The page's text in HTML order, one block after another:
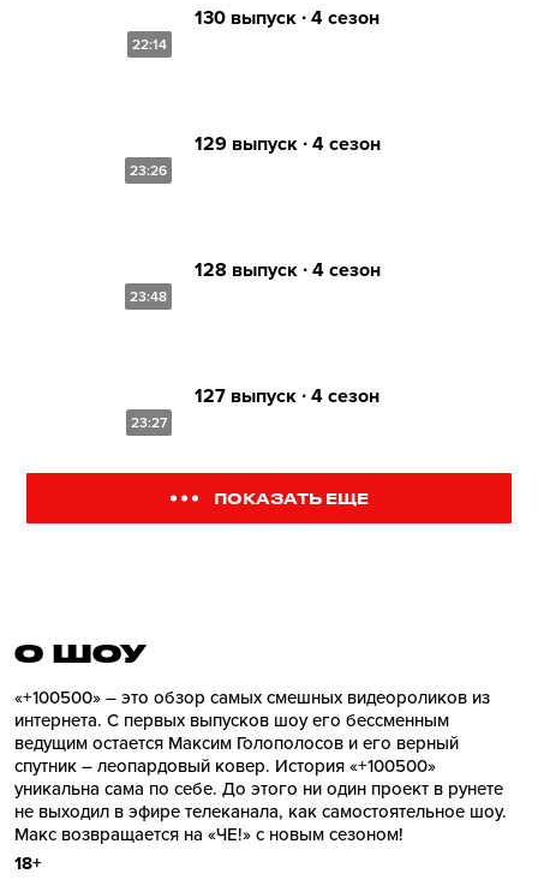
22:14
130 выпуск ∙ 4 сезон
23:26
129 выпуск ∙ 4 сезон
23:48
128 выпуск ∙ 4 сезон
23:27
127 выпуск ∙ 4 сезон
ПОКАЗАТЬ ЕЩЕ
О ШОУ
«+100500» – это обзор самых смешных видеороликов из
интернета. С первых выпусков шоу его бессменным
ведущим остается Максим Голополосов и его верный
спутник – леопардовый ковер. История «+100500»
уникальна сама по себе. До этого ни один проект в рунете
не выходил в эфире телеканала, как самостоятельное шоу.
Макс возвращается на «ЧЕ!» с новым сезоном!
18+